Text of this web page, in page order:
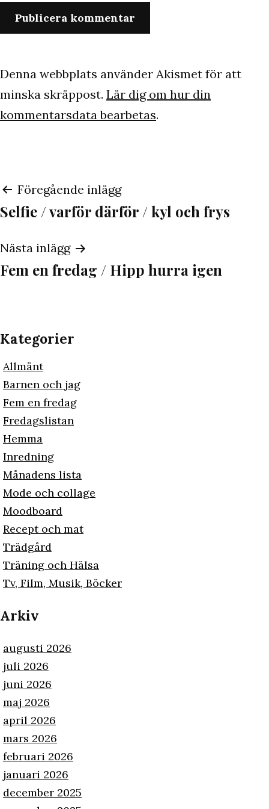
Denna webbplats använder Akismet för att
minska skräppost. Lär dig om hur din
kommentarsdata bearbetas.
Inläggsnavigering
Föregående inlägg
Selfie / varför därför / kyl och frys
Nästa inlägg
Fem en fredag / Hipp hurra igen
Kategorier
Allmänt
Barnen och jag
Fem en fredag
Fredagslistan
Hemma
Inredning
Månadens lista
Mode och collage
Moodboard
Recept och mat
Trädgård
Träning och Hälsa
Tv, Film, Musik, Böcker
Arkiv
augusti 2026
juli 2026
juni 2026
maj 2026
april 2026
mars 2026
februari 2026
januari 2026
december 2025